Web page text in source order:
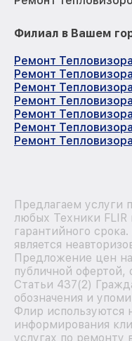
Филиал в Вашем
Ремонт
Ремонт
Ремонт
Ремонт
Ремонт
Ремонт
Ремонт
Предлагаем услуги
любых Техники FLIR
гарантийного
является
Предложение цен
публичной
Статьи 437(2)
обозначения и
Флир используются
информирования
услугах по ремонту